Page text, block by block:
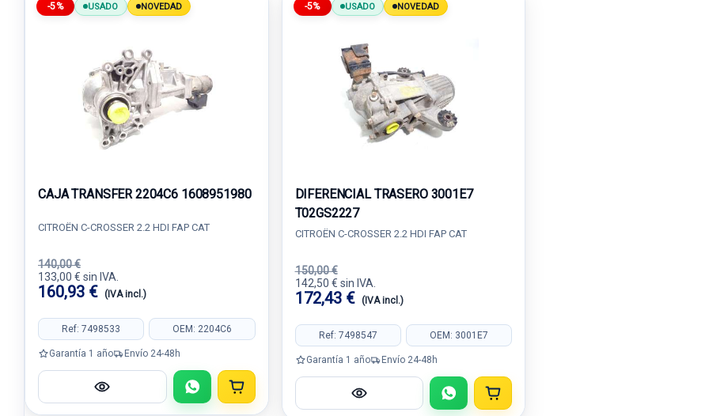
-5% USADO NOVEDAD
CAJA TRANSFER 2204C6 1608951980
CITROËN C-CROSSER 2.2 HDI FAP CAT
140,00 €
133,00 € sin IVA.
160,93 € (IVA incl.)
Ref: 7498533 OEM: 2204C6
Garantía 1 año Envío 24-48h
-5% USADO NOVEDAD
DIFERENCIAL TRASERO 3001E7
T02GS2227
CITROËN C-CROSSER 2.2 HDI FAP CAT
150,00 €
142,50 € sin IVA.
172,43 € (IVA incl.)
Ref: 7498547 OEM: 3001E7
Garantía 1 año Envío 24-48h